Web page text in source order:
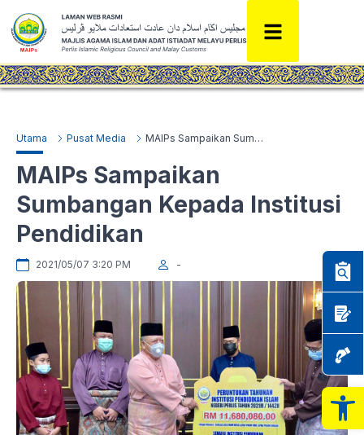
Utama Pusat Media MAIPs Sampaikan Sumbangan Kepada Institusi Pendidikan
MAIPs Sampaikan
Sumbangan Kepada Institusi
Pendidikan
2021/05/07 3:20 PM -